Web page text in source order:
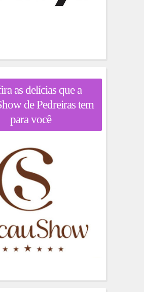
as delícias que a
de Pedreiras tem
para você